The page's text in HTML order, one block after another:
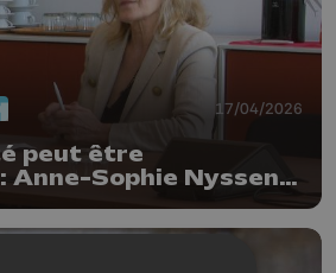
17/04/2026
peut être
Sophie Nyssen